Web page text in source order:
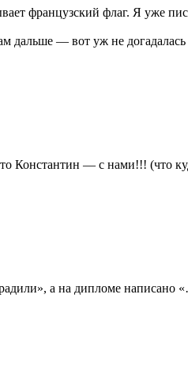
французский флаг. Я уже
дальше — вот уж не
Константин — с нами!!! (что
а на дипломе